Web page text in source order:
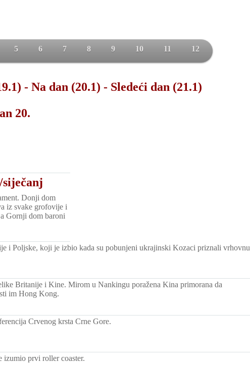
5 6 7 8 9 10 11 12
- Na dan (20.1) - Sledeći dan (21.1)
20.
siječanj
Donji dom
iz svake grofovije i
Gornji dom baroni
i Poljske, koji je izbio kada su pobunjeni ukrajinski Kozaci priznali vrhovnu
Britanije i Kine. Mirom u Nankingu poražena Kina primorana da
im Hong Kong.
Crvenog krsta Crne Gore.
izumio prvi roller coaster.